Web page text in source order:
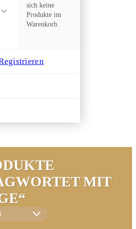
sich keine
Produkte im
Warenkorb.
MIT